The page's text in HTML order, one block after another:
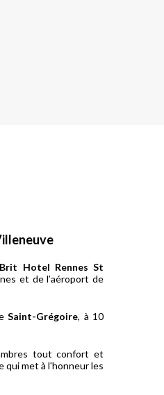
Brit Hotel Rennes St
et de l’aéroport de
Saint-Grégoire, à 10
tout confort et
qui met à l'honneur les